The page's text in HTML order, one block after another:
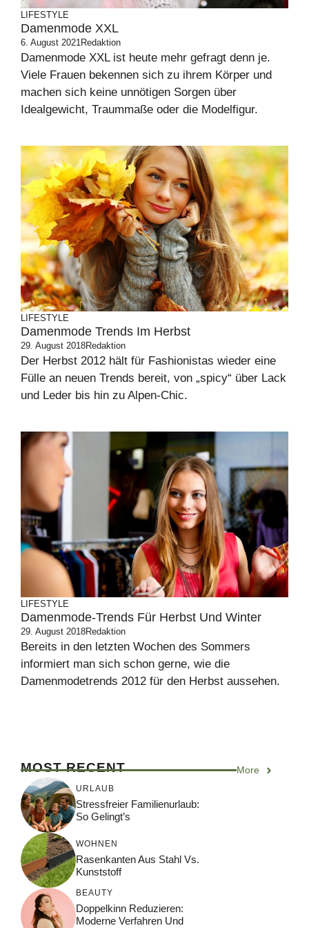
LIFESTYLE
Damenmode XXL
6. August 2021Redaktion
Damenmode XXL ist heute mehr gefragt denn je.
Viele Frauen bekennen sich zu ihrem Körper und
machen sich keine unnötigen Sorgen über
Idealgewicht, Traummaße oder die Modelfigur.
LIFESTYLE
Damenmode Trends Im Herbst
29. August 2018Redaktion
Der Herbst 2012 hält für Fashionistas wieder eine
Fülle an neuen Trends bereit, von „spicy“ über Lack
und Leder bis hin zu Alpen-Chic.
LIFESTYLE
Damenmode-Trends Für Herbst Und Winter
29. August 2018Redaktion
Bereits in den letzten Wochen des Sommers
informiert man sich schon gerne, wie die
Damenmodetrends 2012 für den Herbst aussehen.
MOST RECENT More
URLAUB
Stressfreier Familienurlaub:
So Gelingt’s
WOHNEN
Rasenkanten Aus Stahl Vs.
Kunststoff
BEAUTY
Doppelkinn Reduzieren:
Moderne Verfahren Und